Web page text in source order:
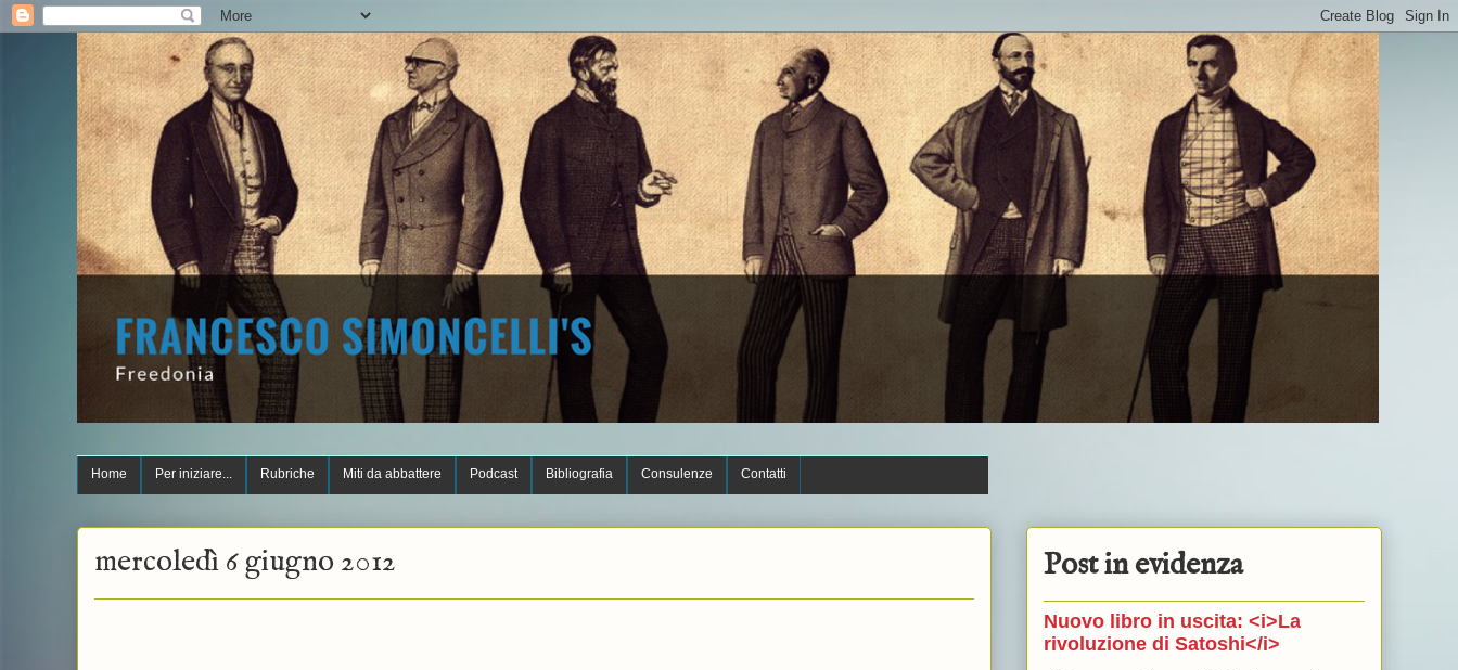
Home Per iniziare... Rubriche Miti da abbattere Podcast Bibliografia Consulenze Contatti
mercoledì 6 giugno 2012 Post in evidenza
Nuovo libro in uscita: <i>La
rivoluzione di Satoshi</i>